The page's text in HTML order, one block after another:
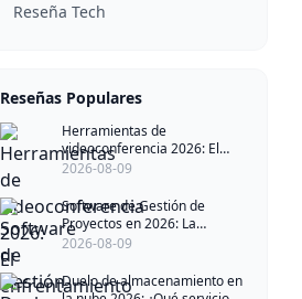
Reseña Tech
Reseñas Populares
Herramientas de
videoconferencia 2026: El
enfrentamiento definitivo
2026-08-09
Software de Gestión de
Proyectos en 2026: La
Revolución de la IA Está Aquí
2026-08-09
Duelo de almacenamiento en